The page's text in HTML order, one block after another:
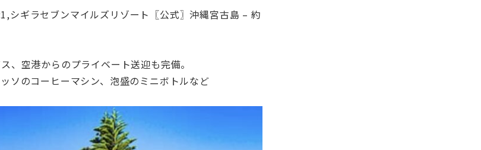
ギラセブンマイルズリゾート〖公式〗沖縄宮古島 – 約
、空港からのプライベート送迎も完備。
ソのコーヒーマシン、泡盛のミニボトルなど